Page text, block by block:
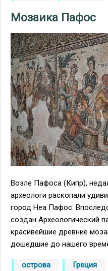
Мозаика Пафос
Возле Пафоса (Кипр),
археологи раскопали
город Неа Пафос.
создан Археологический
красивейшие древние
дошедшие до нашего
острова Греция